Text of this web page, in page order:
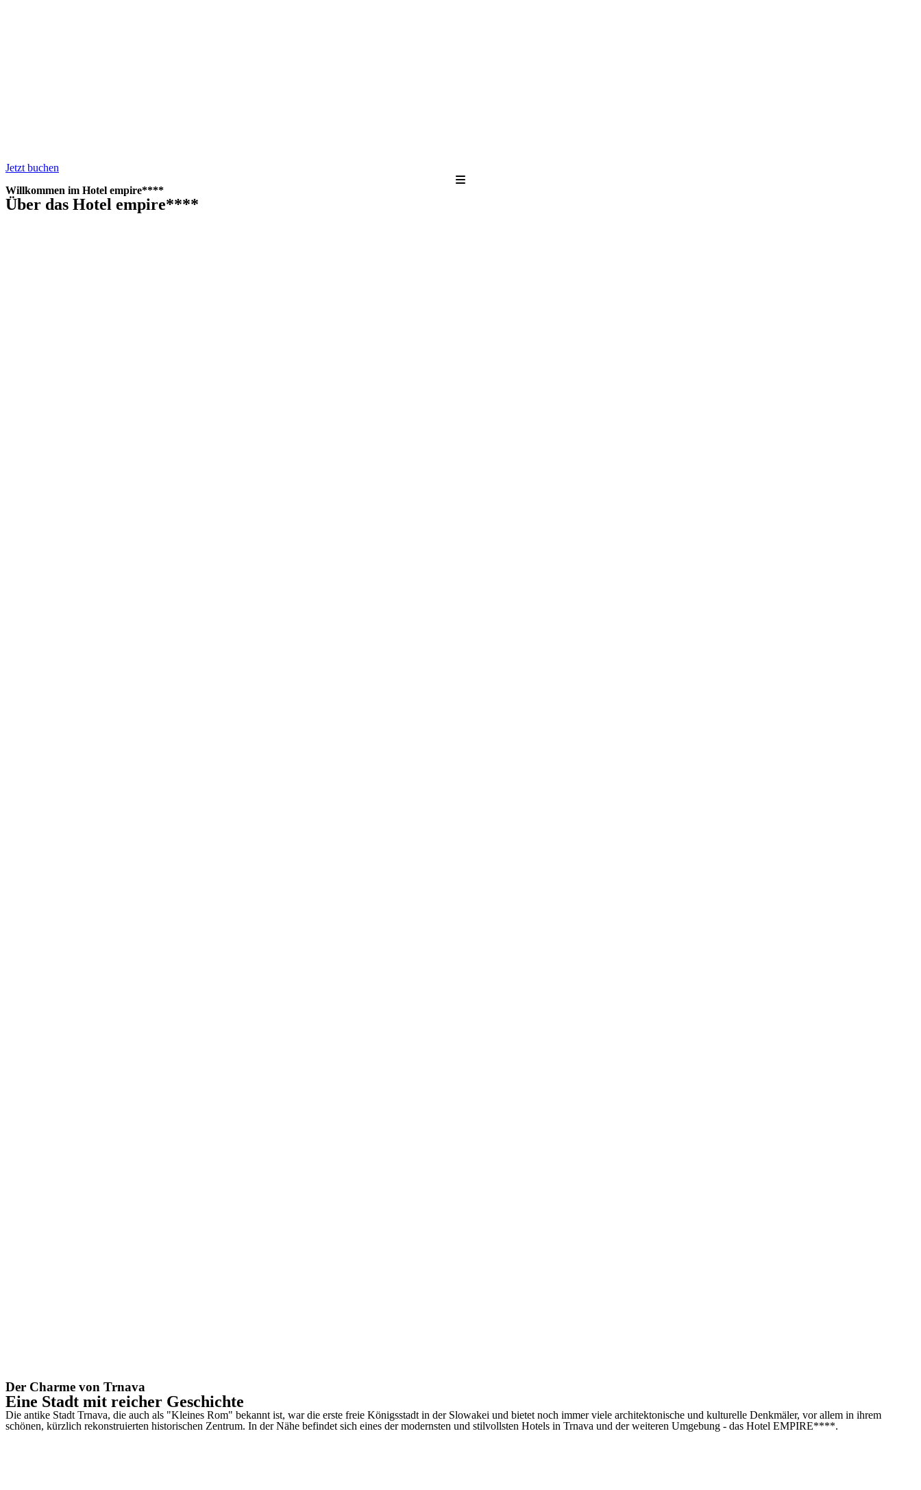
Jetzt buchen
Willkommen im Hotel empire****
Über das Hotel empire****
Der Charme von Trnava
Eine Stadt mit reicher Geschichte
Die antike Stadt Trnava, die auch als "Kleines Rom" bekannt ist, war die erste freie Königsstadt in der Slowakei und bietet noch immer viele architektonische und kulturelle Denkmäler, vor allem in ihrem
schönen, kürzlich rekonstruierten historischen Zentrum. In der Nähe befindet sich eines der modernsten und stilvollsten Hotels in Trnava und der weiteren Umgebung - das Hotel EMPIRE****.